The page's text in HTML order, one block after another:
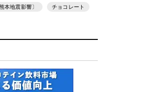
熊本地震影響〕 チョコレート